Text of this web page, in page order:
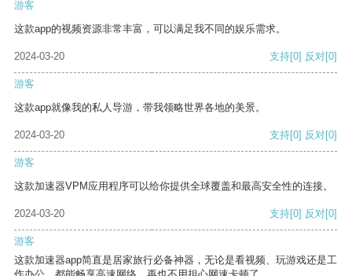
游客
这款app的视频资源非常丰富，可以满足我不同的娱乐需求。
2024-03-20 支持[0] 反对[0]
游客
这款app就像我的私人导游，带我领略世界各地的美景。
2024-03-20 支持[0] 反对[0]
游客
这款加速器VPM应用程序可以给你提供全球覆盖和最高安全性的连接。
2024-03-20 支持[0] 反对[0]
游客
这款加速器app简直是居家旅行必备神器，无论是看视频、玩游戏还是工